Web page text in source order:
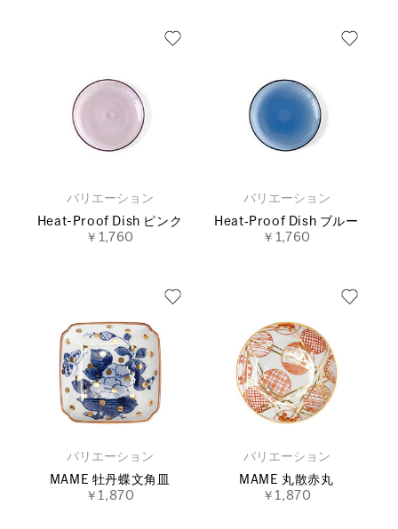
バリエーション
Heat-Proof Dish ピンク
￥1,760
バリエーション
Heat‐Proof Dish ブルー
￥1,760
バリエーション
MAME 牡丹蝶文角皿
￥1,870
バリエーション
MAME 丸散赤丸
￥1,870